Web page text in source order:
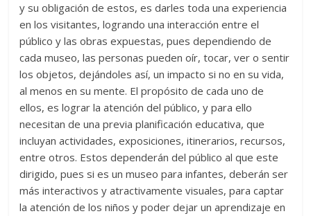
y su obligación de estos, es darles toda una experiencia
en los visitantes, logrando una interacción entre el
público y las obras expuestas, pues dependiendo de
cada museo, las personas pueden oír, tocar, ver o sentir
los objetos, dejándoles así, un impacto si no en su vida,
al menos en su mente. El propósito de cada uno de
ellos, es lograr la atención del público, y para ello
necesitan de una previa planificación educativa, que
incluyan actividades, exposiciones, itinerarios, recursos,
entre otros. Estos dependerán del público al que este
dirigido, pues si es un museo para infantes, deberán ser
más interactivos y atractivamente visuales, para captar
la atención de los niños y poder dejar un aprendizaje en